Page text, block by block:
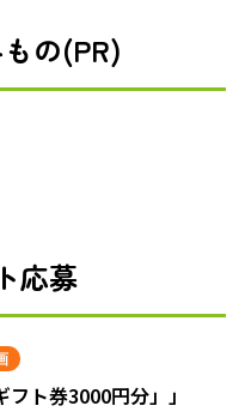
の(PR)
応募
フト券3000円分」」